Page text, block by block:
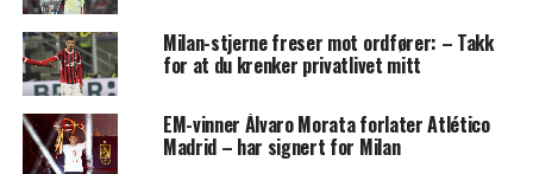
Milan-stjerne freser mot ordfører: – Takk
for at du krenker privatlivet mitt
EM-vinner Álvaro Morata forlater Atlético
Madrid – har signert for Milan